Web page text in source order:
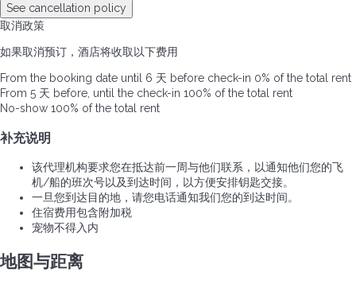
See cancellation policy
取消政策
如果取消预订，酒店将收取以下费用
From the booking date until 6 天 before check-in 0% of the total rent
From 5 天 before, until the check-in 100% of the total rent
No-show 100% of the total rent
补充说明
该代理机构要求您在抵达前一周与他们联系，以通知他们您的飞
机/船的班次号以及到达时间，以方便安排钥匙交接。
一旦您到达目的地，请您电话通知我们您的到达时间。
住宿费用包含附加税
宠物不得入内
地图与距离